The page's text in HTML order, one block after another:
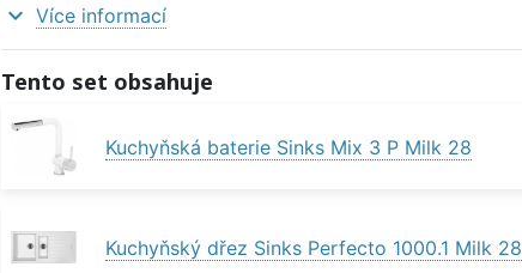
expand_more Více informací
Tento set obsahuje
Kuchyňská baterie Sinks Mix 3 P Milk 28
Kuchyňský dřez Sinks Perfecto 1000.1 Milk 28